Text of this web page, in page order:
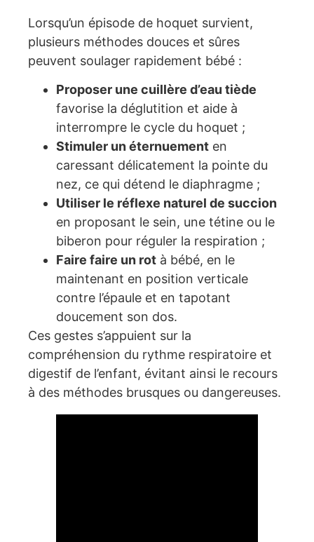
Lorsqu’un épisode de hoquet survient,
plusieurs méthodes douces et sûres
peuvent soulager rapidement bébé :
Proposer une cuillère d’eau tiède
favorise la déglutition et aide à
interrompre le cycle du hoquet ;
Stimuler un éternuement en
caressant délicatement la pointe du
nez, ce qui détend le diaphragme ;
Utiliser le réflexe naturel de succion
en proposant le sein, une tétine ou le
biberon pour réguler la respiration ;
Faire faire un rot à bébé, en le
maintenant en position verticale
contre l’épaule et en tapotant
doucement son dos.
Ces gestes s’appuient sur la
compréhension du rythme respiratoire et
digestif de l’enfant, évitant ainsi le recours
à des méthodes brusques ou dangereuses.